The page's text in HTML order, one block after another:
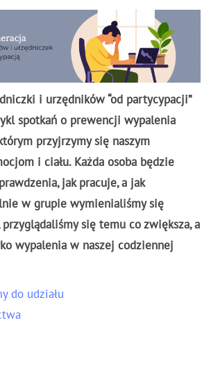
i urzędników “od partycypacji”
spotkań o prewencji wypalenia
przyjrzymy się naszym
i ciału. Każda osoba będzie
jak pracuje, a jak
w grupie wymienialiśmy się
się temu co zwiększa, a
wypalenia w naszej codziennej
do udziału